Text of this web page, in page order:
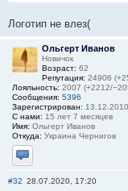
Логотип не влез(
Ольгерт Иванов
Новичок
Возраст: 62
Репутация: 24906
Лояльность: 2007 (+2212/
Сообщения: 5396
Зарегистрирован: 13.12.2010
С нами: 15 лет 7 месяцев
Имя: Ольгерт Иванов
Откуда: Украина Чернигов
Отправить личное
#32 28.07.2020, 17:20